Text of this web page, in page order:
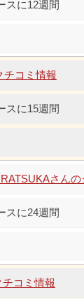
スに12週間
チコミ情報
スに15週間
さん
スに24週間
コミ情報